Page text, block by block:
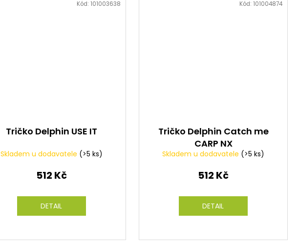
Tričko Delphin USE IT
Skladem u dodavatele (>5 ks)
512 Kč
DETAIL
Kód: 101003638
Tričko Delphin Catch me
CARP NX
Skladem u dodavatele (>5 ks)
512 Kč
DETAIL
Kód: 101004874